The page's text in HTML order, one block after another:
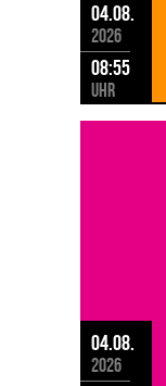
04.08.
2026
08:55
Uhr
04.08.
2026